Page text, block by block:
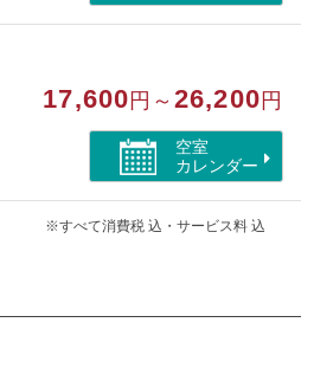
17,600 円～26,200 円
空室
カレンダー
※すべて消費税 込・サービス料 込